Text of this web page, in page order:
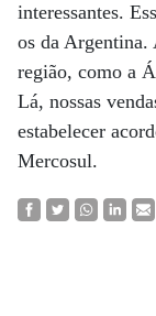
interessantes.
os da Argentina.
região, como a
Lá, nossas
estabelecer
Mercosul.